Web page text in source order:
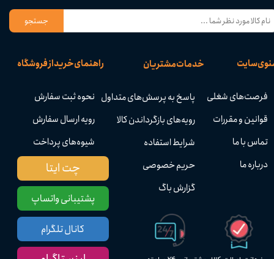
راهنمای خرید از فروشگاه
نحوه ثبت سفارش
رویه ارسال سفارش
شیوه‌های پرداخت
خدمات مشتریان
پاسخ به پرسش‌های متداول
رویه‌های بازگرداندن کالا
شرایط استفاده
حریم خصوصی
گزارش باگ
سایت
فرصت‌های شغلی
قوانین و مقررات
تماس با ما
درباره ما
جستجو
پشتیبانی واتساپ
چت ایتا
کانال تلگرام